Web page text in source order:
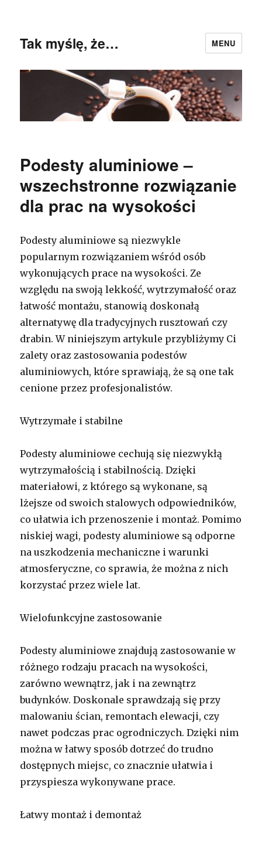
Tak myślę, że… MENU
Podesty aluminiowe –
wszechstronne rozwiązanie
dla prac na wysokości
Podesty aluminiowe są niezwykle
popularnym rozwiązaniem wśród osób
wykonujących prace na wysokości. Ze
względu na swoją lekkość, wytrzymałość oraz
łatwość montażu, stanowią doskonałą
alternatywę dla tradycyjnych rusztowań czy
drabin. W niniejszym artykule przybliżymy Ci
zalety oraz zastosowania podestów
aluminiowych, które sprawiają, że są one tak
cenione przez profesjonalistów.
Wytrzymałe i stabilne
Podesty aluminiowe cechują się niezwykłą
wytrzymałością i stabilnością. Dzięki
materiałowi, z którego są wykonane, są
lżejsze od swoich stalowych odpowiedników,
co ułatwia ich przenoszenie i montaż. Pomimo
niskiej wagi, podesty aluminiowe są odporne
na uszkodzenia mechaniczne i warunki
atmosferyczne, co sprawia, że można z nich
korzystać przez wiele lat.
Wielofunkcyjne zastosowanie
Podesty aluminiowe znajdują zastosowanie w
różnego rodzaju pracach na wysokości,
zarówno wewnątrz, jak i na zewnątrz
budynków. Doskonale sprawdzają się przy
malowaniu ścian, remontach elewacji, czy
nawet podczas prac ogrodniczych. Dzięki nim
można w łatwy sposób dotrzeć do trudno
dostępnych miejsc, co znacznie ułatwia i
przyspiesza wykonywane prace.
Łatwy montaż i demontaż